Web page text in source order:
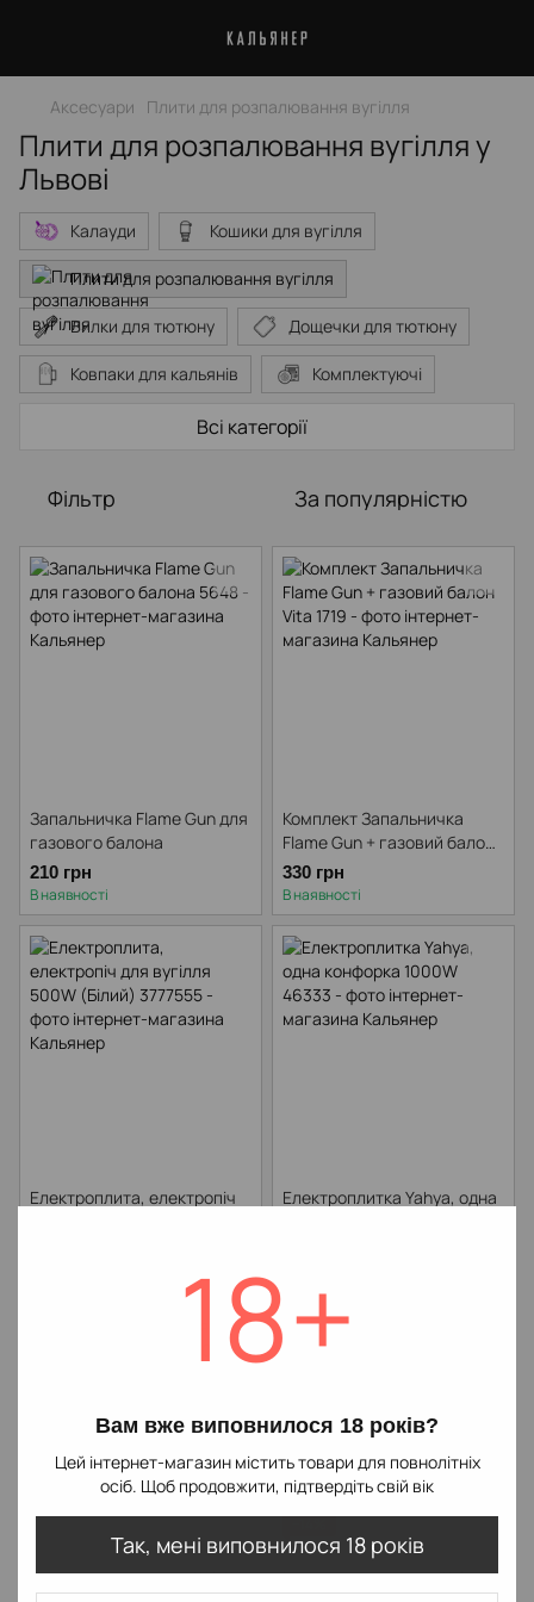
18+
Вам вже виповнилося 18 років?
Цей інтернет-магазин містить товари для повнолітніх
осіб. Щоб продовжити, підтвердіть свій вік
Так, мені виповнилося 18 років
Аксесуари Плити для розпалювання вугілля
Плити для розпалювання вугілля у
Львові
Калауди Кошики для вугілля
Плити для розпалювання вугілля
Вилки для тютюну Дощечки для тютюну
Ковпаки для кальянів Комплектуючі
Охолоджувальні трубки
Щітки та очищувачі Щипці для кальянів
Шило Засіб для миття кальяну
Всі категорії
Фільтр За популярністю
Запальничка Flame Gun для
газового балона
210 грн
В наявності
Комплект Запальничка
Flame Gun + газовий балон
Vita
330 грн
В наявності
Електроплита, електропіч
Електроплитка Yahya, одна
Розпалювач вугілля YAHYA
Насос електричний Yahya